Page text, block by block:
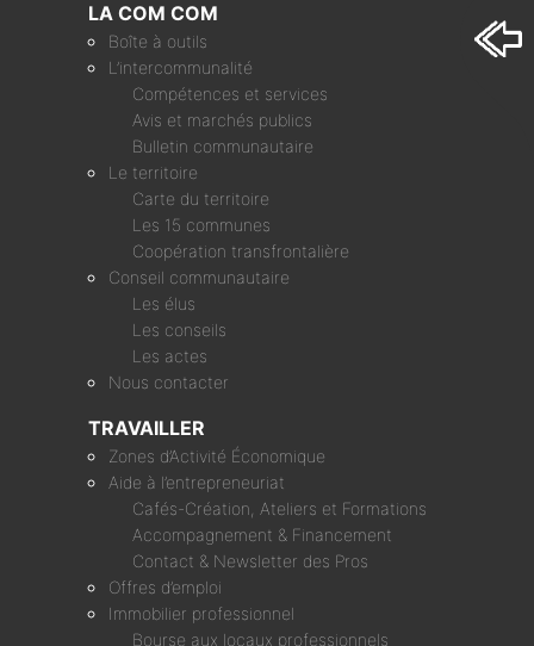
LA COM COM
Boîte à outils
L’intercommunalité
Compétences et services
Avis et marchés publics
Bulletin communautaire
Le territoire
Carte du territoire
Les 15 communes
Coopération transfrontalière
Conseil communautaire
Les élus
Les conseils
Les actes
Nous contacter
TRAVAILLER
Zones d’Activité Économique
Aide à l’entrepreneuriat
Cafés-Création, Ateliers et Formations
Accompagnement & Financement
Contact & Newsletter des Pros
Offres d’emploi
Immobilier professionnel
Bourse aux locaux professionnels